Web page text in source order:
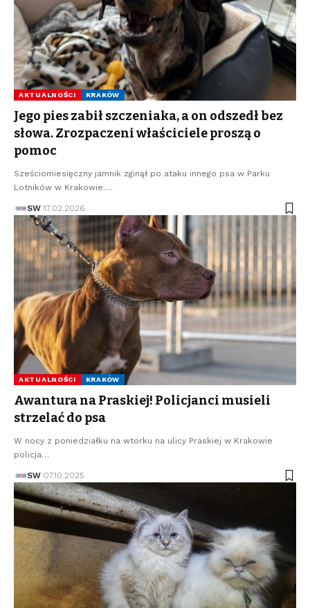
AKTUALNOŚCI KRAKÓW
Jego pies zabił szczeniaka, a on odszedł bez
słowa. Zrozpaczeni właściciele proszą o
pomoc
Sześciomiesięczny jamnik zginął po ataku innego psa w Parku
Lotników w Krakowie.…
SW 17.02.2026
AKTUALNOŚCI KRAKÓW
Awantura na Praskiej! Policjanci musieli
strzelać do psa
W nocy z poniedziałku na wtorku na ulicy Praskiej w Krakowie
policja…
SW 07.10.2025